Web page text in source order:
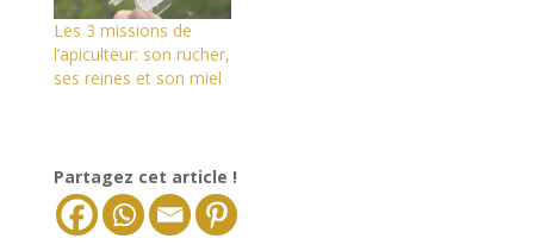
Les 3 missions de
l’apiculteur: son rucher,
ses reines et son miel
Partagez cet article !